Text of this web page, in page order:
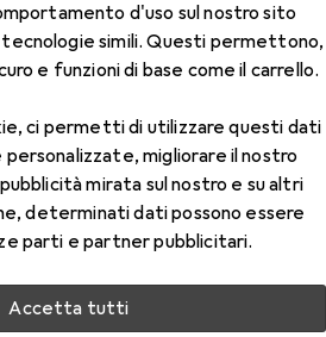
d'uso sul nostro sito
simili. Questi permettono,
e funzioni di base come il carrello.
ci permetti di utilizzare questi dati
migliorare il nostro
mirata sul nostro e su altri
determinati dati possono essere
parti e partner pubblicitari.
Accetta tutti
TESTINA DI STAMPA N. 771
PBK
HP TESTINA DI
per il prodotto HP TESTINA DI
Carta.